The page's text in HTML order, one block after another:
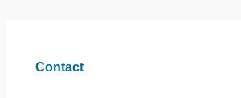
Contact